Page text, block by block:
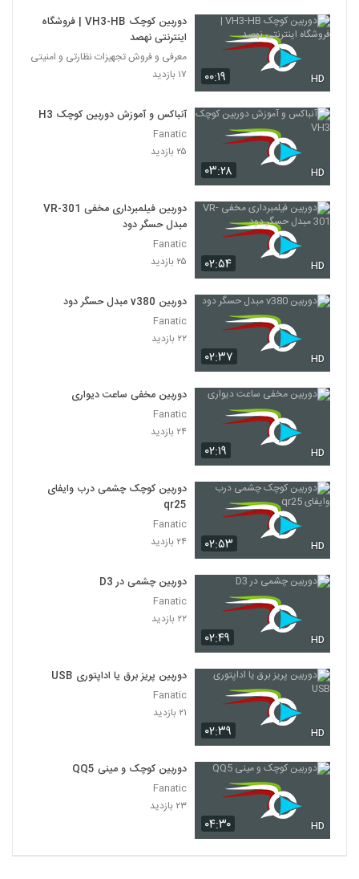
۰۰:۱۹ HD
دوربین کوچک VH3-HB | فروشگاه
اینترنتی نهصد
معرفی و فروش تجهیزات نظارتی و امنیتی
۱۷ بازدید
۰۳:۲۸ HD
آنباکس و آموزش دوربین کوچک VH3
Fanatic
۲۵ بازدید
۰۲:۵۴ HD
دوربین فیلمبرداری مخفی VR-301
مبدل حسگر دود
Fanatic
۲۵ بازدید
۰۲:۳۷ HD
دوربین v380 مبدل حسگر دود
Fanatic
۲۲ بازدید
۰۲:۱۹ HD
دوربین مخفی ساعت دیواری
Fanatic
۲۴ بازدید
۰۲:۵۳ HD
دوربین کوچک چشمی درب وایفای
qr25
Fanatic
۲۴ بازدید
۰۲:۴۹ HD
دوربین چشمی در D3
Fanatic
۲۲ بازدید
۰۲:۳۹ HD
دوربین پریز برق یا اداپتوری USB
Fanatic
۲۱ بازدید
۰۴:۳۰ HD
دوربین کوچک و مینی QQ5
Fanatic
۲۳ بازدید